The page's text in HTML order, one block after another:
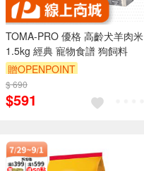
TOMA-PRO 優格 高齡犬羊肉米
1.5kg 經典 寵物食譜 狗飼料
贈OPENPOINT
$ 690
$591